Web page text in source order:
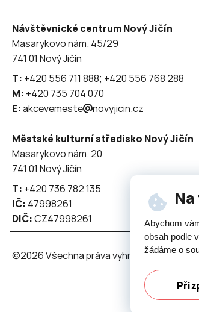
Abychom
obsah podle
žádáme o
Návštěvnické centrum Nový Jičín
Masarykovo nám. 45/29
741 01 Nový Jičín
T: +420 556 711 888; +420 556 768 288
M: +420 735 704 070
E:akcevemeste novyjicin.cz
Městské kulturní středisko Nový Jičín
Masarykovo nám. 20
741 01 Nový Jičín
T: +420 736 782 135
IČ: 47998261
DIČ:CZ47998261
©2026 Všechna práva vyhrazena - použití